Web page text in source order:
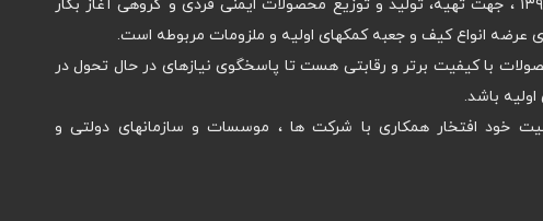
گروه ایمنی ماهان از سال ۱۳۹۸ ، جهت تهیه، تولید و توزیع محصولات ایمنی فردی و گروهی آغاز بکار
عرضه انواع کیف و جعبه کمکهای اولیه و ملزومات مربوطه است.
با کیفیت برتر و رقابتی هست تا پاسخگوی نیازهای در حال تحول در
باشد.
خود افتخار همکاری با شرکت ها ، موسسات و سازمانهای دولتی و